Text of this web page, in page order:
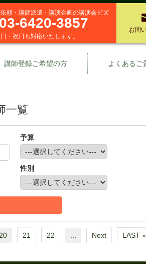
頼・講師派遣・講演企画の講演会ビズ
03-6420-3857
・祝日も対応いたします。
お問
講師登録ご希望の方 よくあるご
一覧
予算
性別
20 21 22 Next LAST »